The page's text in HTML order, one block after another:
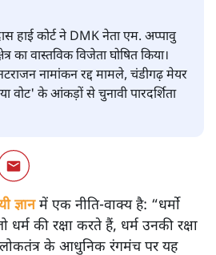
पांडेय
हाई कोर्ट ने DMK नेता एम. अप्पावु
का वास्तविक विजेता घोषित किया।